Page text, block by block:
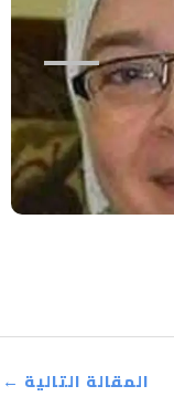
المقالة التالية ←